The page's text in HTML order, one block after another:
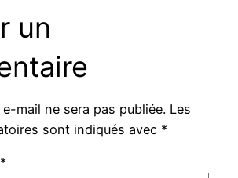
un
mail ne sera pas publiée. Les
sont indiqués avec *
*